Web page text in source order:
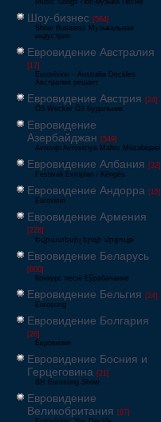
Music Songs Поп-музыка Песни
Шоу-бизнес [564]
Show Business Музыкальная
индустрия
Евровидение Австралия
[17]
Eurovision – Australia Decides
Австралия решает
Евровидение Австрия [24]
Ö3-Wecker Ö3 Будильник
Евровидение
Азербайджан [549]
Avrovijn Avroviziya Mahnı Müsabiqəsi
Евровидение Албания [32]
Festivali Evropian i Këngës
Евровидение Андорра [15]
Eurovisió
Евровидение Армения
[228]
Եվրատեսիլ երգի մրցույթ
Евровидение Беларусь
[600]
Конкурс песні Еўрабачанне
Евровидение Бельгия [24]
Eurosong
Евровидение Болгария
[26]
Евровизия
Евровидение Босния и
Герцеговина [21]
BH Eurosong Show
Евровидение
Великобритания [67]